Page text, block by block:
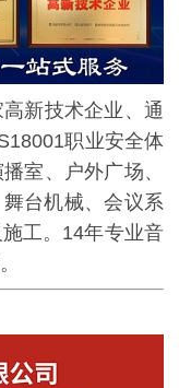
新技术企业、通
职业安全体
室、户外广场、
台机械、会议系
工。14年专业音